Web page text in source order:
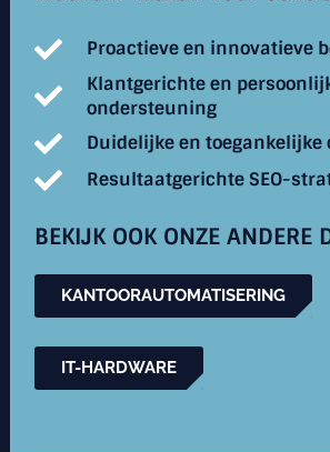
Proactieve en innovatieve
Klantgerichte en
ondersteuning
Duidelijke en
Resultaatgerichte SEO-
BEKIJK OOK ONZE ANDERE
KANTOORAUTOMATISERING
IT-HARDWARE